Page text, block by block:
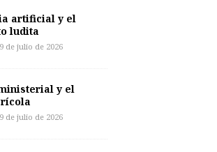
artificial y el
ludita
de julio de 2026
y el
de julio de 2026